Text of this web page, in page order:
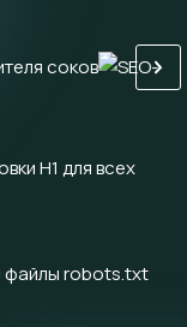
H1 для всех
файлы robots.txt